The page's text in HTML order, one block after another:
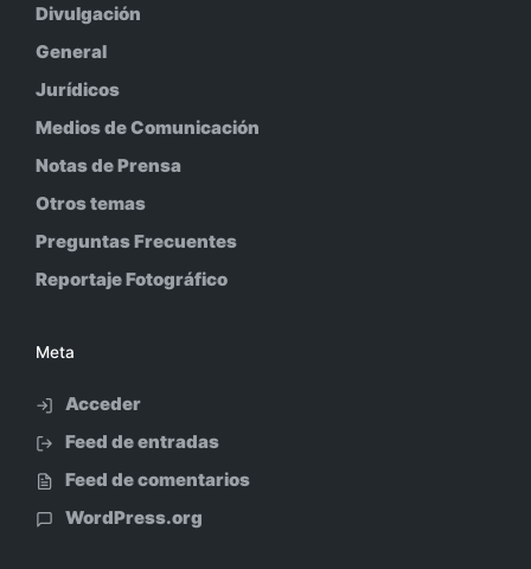
Divulgación
General
Jurídicos
Medios de Comunicación
Notas de Prensa
Otros temas
Preguntas Frecuentes
Reportaje Fotográfico
Meta
Acceder
Feed de entradas
Feed de comentarios
WordPress.org